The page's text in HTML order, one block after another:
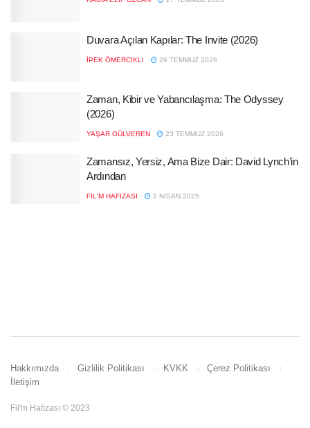
Duvara Açılan Kapılar: The Invite (2026)
İPEK ÖMERCIKLI 26 TEMMUZ 2026
Zaman, Kibir ve Yabancılaşma: The Odyssey
(2026)
YAŞAR GÜLVEREN 23 TEMMUZ 2026
Zamansız, Yersiz, Ama Bize Dair: David Lynch’in
Ardından
FIL'M HAFIZASI 2 NISAN 2025
Hakkımızda Gizlilik Politikası KVKK
Çerez Politikası
İletişim
Fil'm Hafızası © 2023